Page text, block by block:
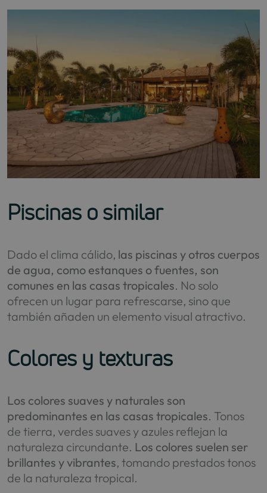
Piscinas o similar
Dado el clima cálido, las piscinas y otros cuerpos
de agua, como estanques o fuentes, son
comunes en las casas tropicales. No solo
ofrecen un lugar para refrescarse, sino que
también añaden un elemento visual atractivo.
Colores y texturas
Los colores suaves y naturales son
predominantes en las casas tropicales. Tonos
de tierra, verdes suaves y azules reflejan la
naturaleza circundante. Los colores suelen ser
brillantes y vibrantes, tomando prestados tonos
de la naturaleza tropical.